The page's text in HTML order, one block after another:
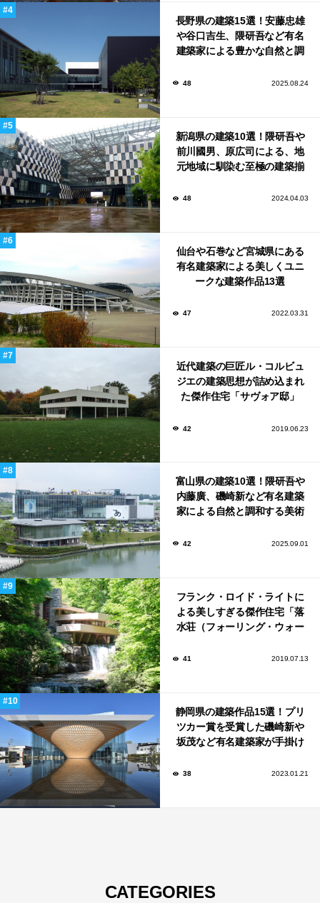
長野県の建築15選！安藤忠雄
や谷口吉生、隈研吾など有名
建築家による豊かな自然と調
48 2025.08.24
新潟県の建築10選！隈研吾や
前川國男、原広司による、地
元地域に馴染む至極の建築揃
48 2024.04.03
仙台や石巻など宮城県にある
有名建築家による美しくユニ
ークな建築作品13選
47 2022.03.31
近代建築の巨匠ル・コルビュ
ジエの建築思想が詰め込まれ
た傑作住宅「サヴォア邸」
42 2019.06.23
富山県の建築10選！隈研吾や
内藤廣、磯崎新など有名建築
家による自然と調和する美術
42 2025.09.01
フランク・ロイド・ライトに
よる美しすぎる傑作住宅「落
水荘（フォーリング・ウォー
41 2019.07.13
静岡県の建築作品15選！プリ
ツカー賞を受賞した磯崎新や
坂茂など有名建築家が手掛け
38 2023.01.21
CATEGORIES